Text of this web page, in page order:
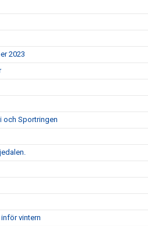
2023
och Sportringen
vintern